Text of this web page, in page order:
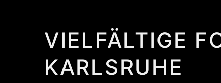
VIELFÄLTIGE
KARLSRUHE